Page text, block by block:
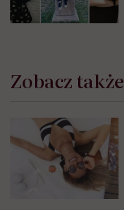
Zobacz także